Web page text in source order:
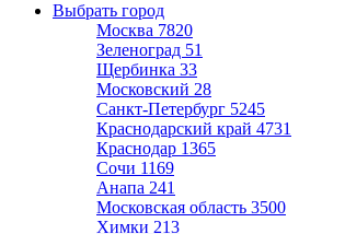
Выбрать город
Москва 7820
Зеленоград 51
Щербинка 33
Московский 28
Санкт-Петербург 5245
Краснодарский край 4731
Краснодар 1365
Сочи 1169
Анапа 241
Московская область 3500
Химки 213